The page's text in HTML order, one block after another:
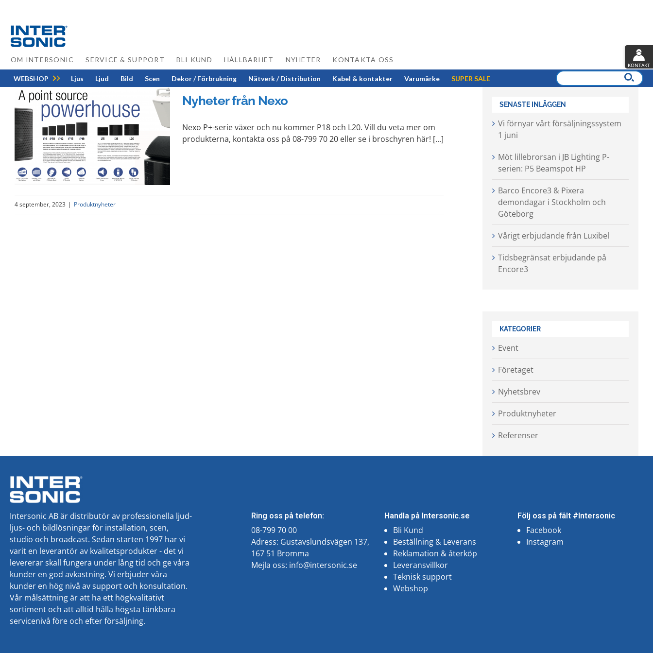
content
OM INTERSONIC SERVICE & SUPPORT BLI KUND HÅLLBARHET NYHETER KONTAKTA OSS
WEBSHOP Ljus Ljud Bild Scen Dekor / Förbrukning Nätverk / Distribution Kabel & kontakter Varumärke SUPER SALE
Nyheter från Nexo
Nexo P+-serie växer och nu kommer P18 och L20. Vill du veta mer om
produkterna, kontakta oss på 08-799 70 20 eller se i broschyren här! [...]
4 september, 2023 | Produktnyheter
SENASTE INLÄGGEN
Vi förnyar vårt försäljningssystem
1 juni
Möt lillebrorsan i JB Lighting P-
serien: P5 Beamspot HP
Barco Encore3 & Pixera
demondagar i Stockholm och
Göteborg
Vårigt erbjudande från Luxibel
Tidsbegränsat erbjudande på
Encore3
KATEGORIER
Event
Företaget
Nyhetsbrev
Produktnyheter
Referenser
Intersonic AB är distributör av professionella ljud-
ljus- och bildlösningar för installation, scen,
studio och broadcast. Sedan starten 1997 har vi
varit en leverantör av kvalitetsprodukter - det vi
levererar skall fungera under lång tid och ge våra
kunder en god avkastning. Vi erbjuder våra
kunder en hög nivå av support och konsultation.
Vår målsättning är att ha ett högkvalitativt
sortiment och att alltid hålla högsta tänkbara
servicenivå före och efter försäljning.
Ring oss på telefon:
08-799 70 00
Adress: Gustavslundsvägen 137,
167 51 Bromma
Mejla oss: info@intersonic.se
Handla på Intersonic.se
Bli Kund
Beställning & Leverans
Reklamation & återköp
Leveransvillkor
Teknisk support
Webshop
Följ oss på fält #Intersonic
Facebook
Instagram
KONTAKT